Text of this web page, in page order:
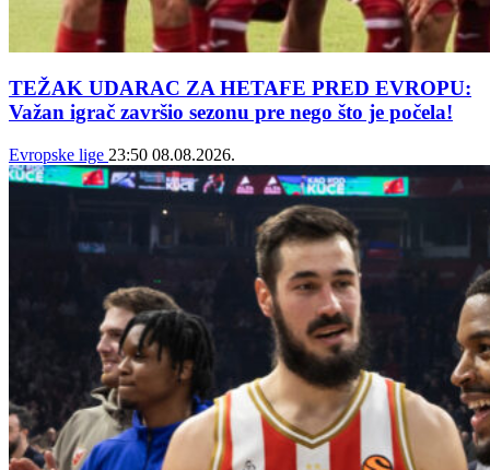
TEŽAK UDARAC ZA HETAFE PRED EVROPU:
Važan igrač završio sezonu pre nego što je počela!
Evropske lige 23:50 08.08.2026.